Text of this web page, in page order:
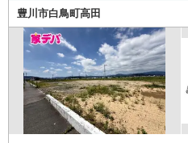
ます。・キッズスペース
ろってご来場ください。
30分 （定休日:水曜日）
わせがスムーズにご案内
ッチ！もしくはお気軽に
豊川市白鳥町高田